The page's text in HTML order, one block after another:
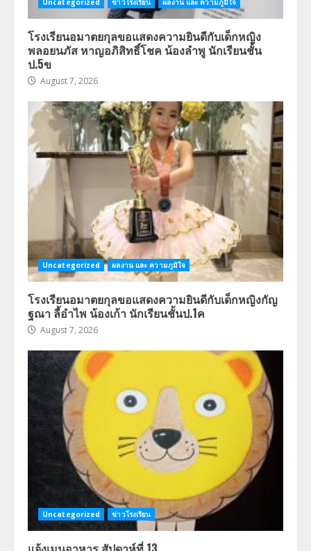
Uncategorized ข่าวโรงเรียน ผลงาน และ ความภูมิใจ
โรงเรียนอมาตยกุลขอแสดงความยินดีกับเด็กหญิง
พลอยนภัส หาญอภิสิทธิ์โชค น้องลำพู นักเรียนชั้น
ป.5ข
August 7, 2026
Uncategorized ผลงาน และ ความภูมิใจ
โรงเรียนอมาตยกุลขอแสดงความยินดีกับเด็กหญิงกัญ
ฐณา ลี้อำไพ น้องเก้า นักเรียนชั้นป.1ค
August 7, 2026
Uncategorized ข่าวโรงเรียน